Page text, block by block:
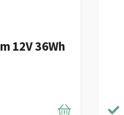
12V 36Wh